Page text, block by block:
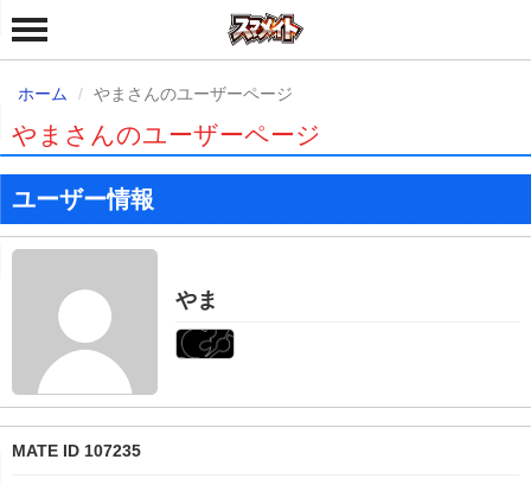
ホーム やまさんのユーザーページ
やまさんのユーザーページ
ユーザー情報
やま
MATE ID 107235